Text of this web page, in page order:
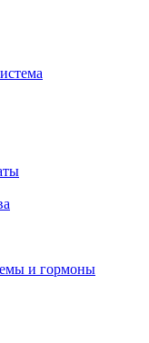
и гормоны